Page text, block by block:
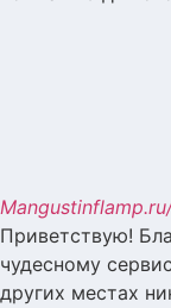
Mangustin
Приветствую!
чудесному
других местах